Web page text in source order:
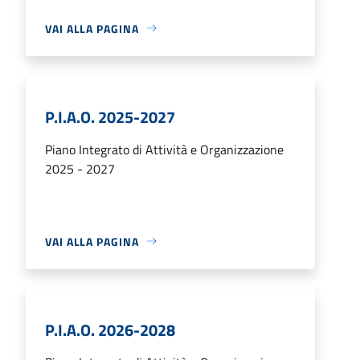
VAI ALLA PAGINA
P.I.A.O. 2025-2027
Piano Integrato di Attività e Organizzazione
2025 - 2027
VAI ALLA PAGINA
P.I.A.O. 2026-2028